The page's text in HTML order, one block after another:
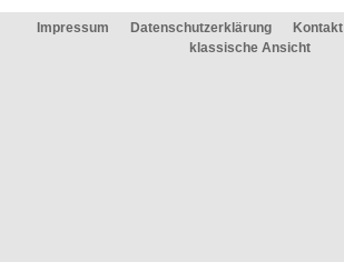
Impressum Datenschutzerklärung Kontakt
klassische Ansicht